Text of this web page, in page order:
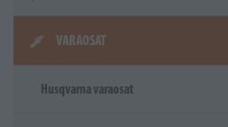
VARAOSAT
Husqvarna varaosat